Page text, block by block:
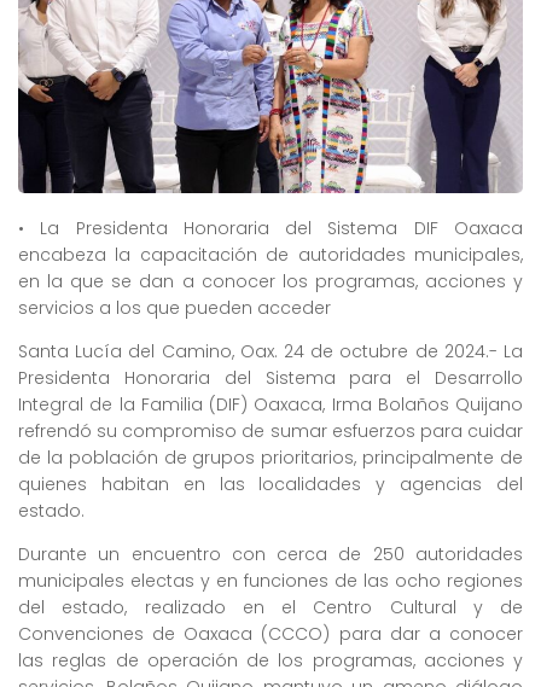
• La Presidenta Honoraria del Sistema DIF Oaxaca
encabeza la capacitación de autoridades municipales,
en la que se dan a conocer los programas, acciones y
servicios a los que pueden acceder
Santa Lucía del Camino, Oax. 24 de octubre de 2024.- La
Presidenta Honoraria del Sistema para el Desarrollo
Integral de la Familia (DIF) Oaxaca, Irma Bolaños Quijano
refrendó su compromiso de sumar esfuerzos para cuidar
de la población de grupos prioritarios, principalmente de
quienes habitan en las localidades y agencias del
estado.
Durante un encuentro con cerca de 250 autoridades
municipales electas y en funciones de las ocho regiones
del estado, realizado en el Centro Cultural y de
Convenciones de Oaxaca (CCCO) para dar a conocer
las reglas de operación de los programas, acciones y